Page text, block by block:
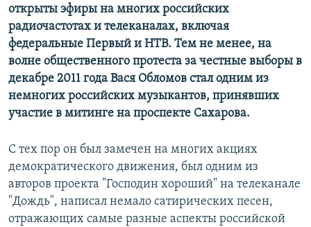
открыты эфиры на многих российских
радиочастотах и телеканалах, включая
федеральные Первый и НТВ. Тем не менее, на
волне общественного протеста за честные выборы в
декабре 2011 года Вася Обломов стал одним из
немногих российских музыкантов, принявших
участие в митинге на проспекте Сахарова.
С тех пор он был замечен на многих акциях
демократического движения, был одним из
авторов проекта "Господин хороший" на телеканале
"Дождь", написал немало сатирических песен,
отражающих самые разные аспекты российской